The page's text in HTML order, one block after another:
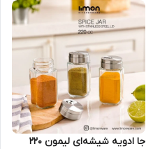
جا ادویه شیشه‌ای لیمون ۲۲۰